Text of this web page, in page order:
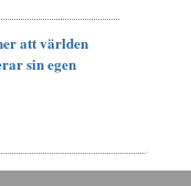
att världen
sin egen